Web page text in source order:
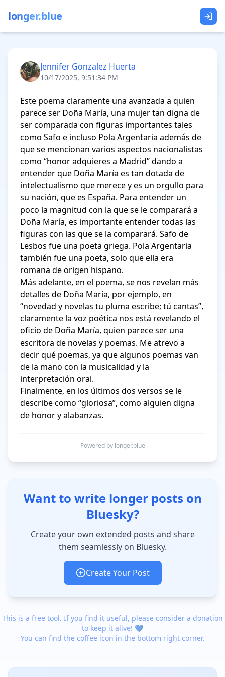
longer.blue
Jennifer Gonzalez Huerta
10/17/2025, 9:51:34 PM
Este poema claramente una avanzada a quien
parece ser Doña María, una mujer tan digna de
ser comparada con figuras importantes tales
como Safo e incluso Pola Argentaria además de
que se mencionan varios aspectos nacionalistas
como “honor adquieres a Madrid” dando a
entender que Doña María es tan dotada de
intelectualismo que merece y es un orgullo para
su nación, que es España. Para entender un
poco la magnitud con la que se le comparará a
Doña María, es importante entender todas las
figuras con las que se la comparará. Safo de
Lesbos fue una poeta griega. Pola Argentaria
también fue una poeta, solo que ella era
romana de origen hispano.
Más adelante, en el poema, se nos revelan más
detalles de Doña María, por ejemplo, en
“novedad y novelas tu pluma escribe; tú cantas”,
claramente la voz poética nos está revelando el
oficio de Doña María, quien parece ser una
escritora de novelas y poemas. Me atrevo a
decir qué poemas, ya que algunos poemas van
de la mano con la musicalidad y la
interpretación oral.
Finalmente, en los últimos dos versos se le
describe como “gloriosa”, como alguien digna
de honor y alabanzas.
Powered by longer.blue
Want to write longer posts on
Bluesky?
Create your own extended posts and share
them seamlessly on Bluesky.
Create Your Post
This is a free tool. If you find it useful, please consider a donation
to keep it alive! 💙
You can find the coffee icon in the bottom right corner.